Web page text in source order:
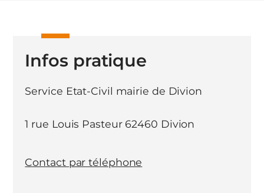
Infos pratique
Service Etat-Civil mairie de Divion
1 rue Louis Pasteur 62460 Divion
Contact par téléphone